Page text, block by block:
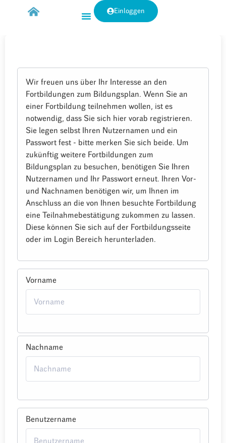
Einloggen
Wir freuen uns über Ihr Interesse an den
Fortbildungen zum Bildungsplan. Wenn Sie an
einer Fortbildung teilnehmen wollen, ist es
notwendig, dass Sie sich hier vorab registrieren.
Sie legen selbst Ihren Nutzernamen und ein
Passwort fest - bitte merken Sie sich beide. Um
zukünftig weitere Fortbildungen zum
Bildungsplan zu besuchen, benötigen Sie Ihren
Nutzernamen und Ihr Passwort erneut. Ihren Vor-
und Nachnamen benötigen wir, um Ihnen im
Anschluss an die von Ihnen besuchte Fortbildung
eine Teilnahmebestätigung zukommen zu lassen.
Diese können Sie sich auf der Fortbildungsseite
oder im Login Bereich herunterladen.
Vorname
Nachname
Benutzername